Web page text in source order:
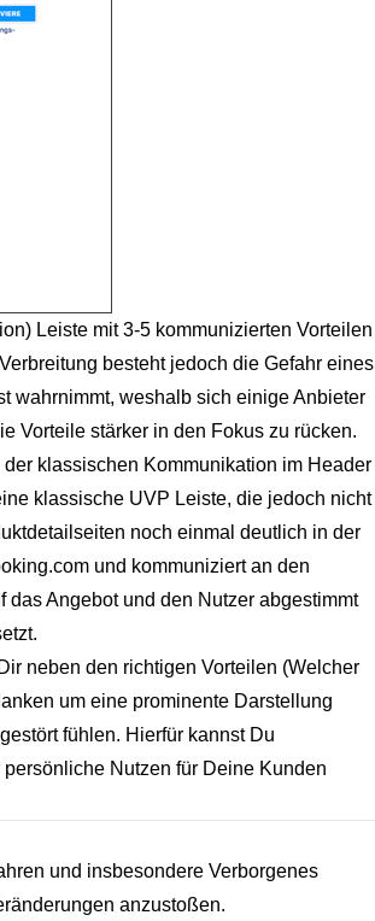
Leiste mit 3-5 kommunizierten Vorteilen
besteht jedoch die Gefahr eines
wahrnimmt, weshalb sich einige Anbieter
Vorteile stärker in den Fokus zu rücken.
klassischen Kommunikation im Header
klassische UVP Leiste, die jedoch nicht
noch einmal deutlich in der
und kommuniziert an den
Angebot und den Nutzer abgestimmt
neben den richtigen Vorteilen (Welcher
um eine prominente Darstellung
fühlen. Hierfür kannst Du
Nutzen für Deine Kunden
und insbesondere Verborgenes
anzustoßen.